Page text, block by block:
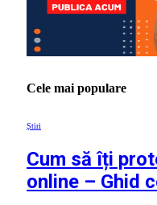
Cele mai populare
Știri
Cum să îți
online – Ghid